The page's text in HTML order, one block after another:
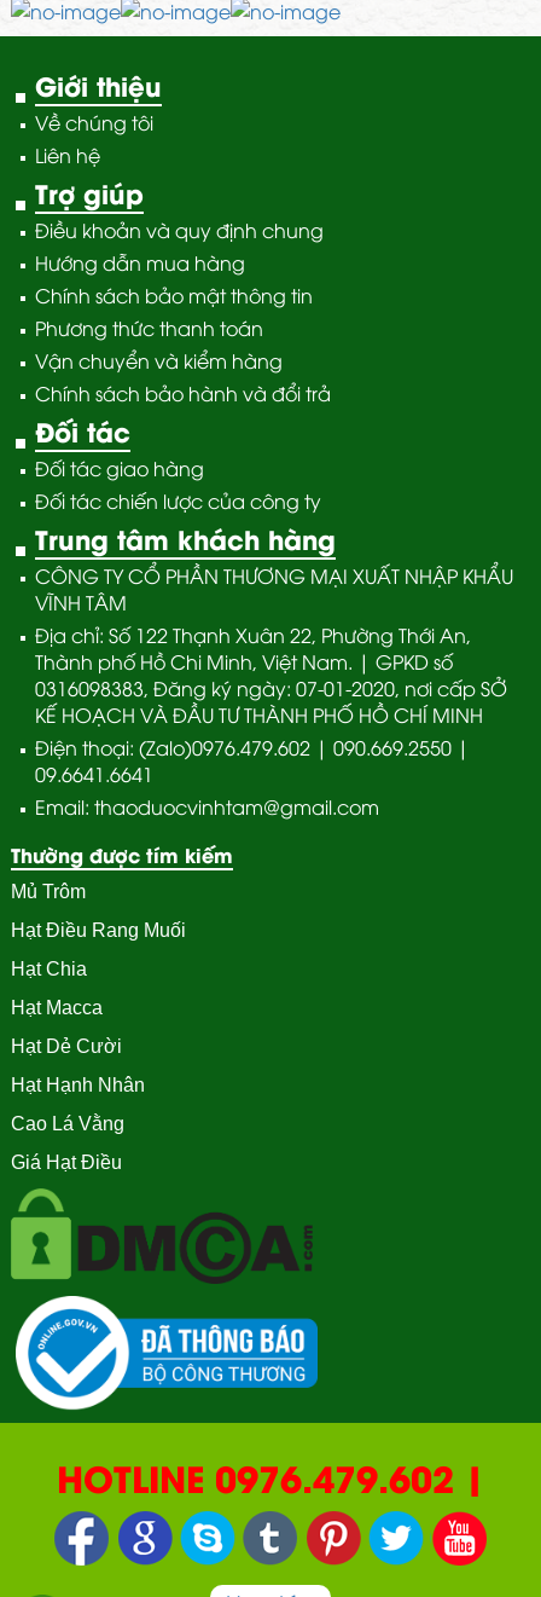
Giới thiệu
Về chúng tôi
Liên hệ
Trợ giúp
Điều khoản và quy định chung
Hướng dẫn mua hàng
Chính sách bảo mật thông tin
Phương thức thanh toán
Vận chuyển và kiểm hàng
Chính sách bảo hành và đổi trả
Đối tác
Đối tác giao hàng
Đối tác chiến lược của công ty
Trung tâm khách hàng
CÔNG TY CỔ PHẦN THƯƠNG MẠI XUẤT NHẬP KHẨU
VĨNH TÂM
Địa chỉ: Số 122 Thạnh Xuân 22, Phường Thới An,
Thành phố Hồ Chi Minh, Việt Nam. | GPKD số
0316098383, Đăng ký ngày: 07-01-2020, nơi cấp SỞ
KẾ HOẠCH VÀ ĐẦU TƯ THÀNH PHỐ HỒ CHÍ MINH
Điện thoại: (Zalo)0976.479.602 | 090.669.2550 |
09.6641.6641
Email: thaoduocvinhtam@gmail.com
Thường được tím kiếm
Mủ Trôm
Hạt Điều Rang Muối
Hạt Chia
Hạt Macca
Hạt Dẻ Cười
Hạt Hạnh Nhân
Cao Lá Vằng
Giá Hạt Điều
HOTLINE 0976.479.602 |
090.669.2550 | 0987.877.193